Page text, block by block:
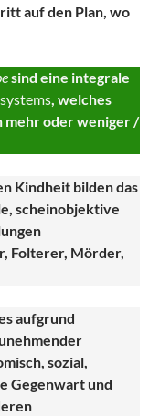
auf den Plan, wo
sind eine integrale
, welches
mehr oder weniger /
Kindheit bilden das
scheinobjektive
Folterer, Mörder,
aufgrund
sozial,
Gegenwart und